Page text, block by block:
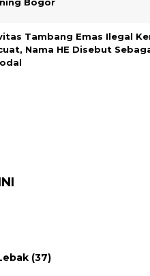
Tambang Emas Ilegal
Nama HE Disebut
(37)